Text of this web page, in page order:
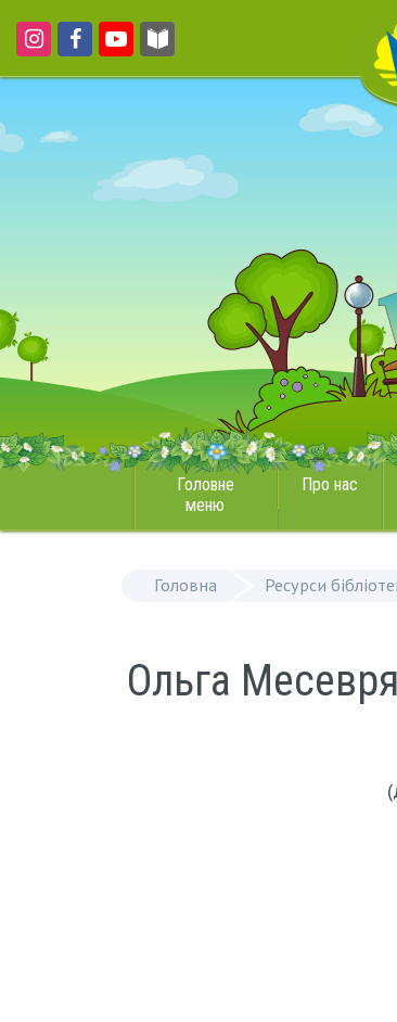
Головне
меню
Про нас
Головна Ресурси
Ольга Месевря